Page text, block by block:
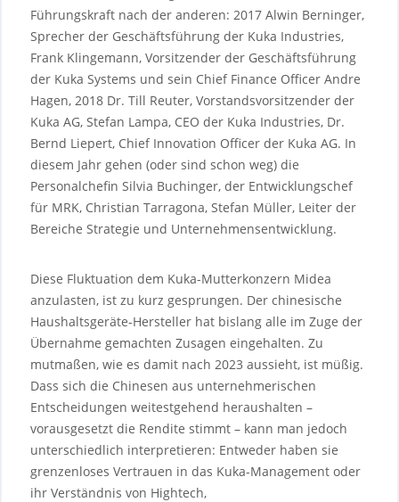
Führungskraft nach der anderen: 2017 Alwin Berninger,
Sprecher der Geschäftsführung der Kuka Industries,
Frank Klingemann, Vorsitzender der Geschäftsführung
der Kuka Systems und sein Chief Finance Officer Andre
Hagen, 2018 Dr. Till Reuter, Vorstandsvorsitzender der
Kuka AG, Stefan Lampa, CEO der Kuka Industries, Dr.
Bernd Liepert, Chief Innovation Officer der Kuka AG. In
diesem Jahr gehen (oder sind schon weg) die
Personalchefin Silvia Buchinger, der Entwicklungschef
für MRK, Christian Tarragona, Stefan Müller, Leiter der
Bereiche Strategie und Unternehmensentwicklung.
Diese Fluktuation dem Kuka-Mutterkonzern Midea
anzulasten, ist zu kurz gesprungen. Der chinesische
Haushaltsgeräte-Hersteller hat bislang alle im Zuge der
Übernahme gemachten Zusagen eingehalten. Zu
mutmaßen, wie es damit nach 2023 aussieht, ist müßig.
Dass sich die Chinesen aus unternehmerischen
Entscheidungen weitestgehend heraushalten –
vorausgesetzt die Rendite stimmt – kann man jedoch
unterschiedlich interpretieren: Entweder haben sie
grenzenloses Vertrauen in das Kuka-Management oder
ihr Verständnis von Hightech,